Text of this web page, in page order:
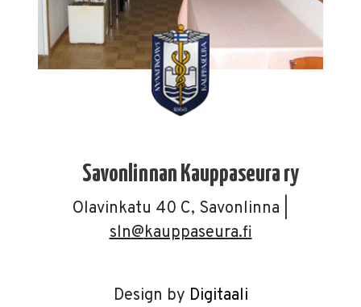
Savonlinnan Kauppaseura ry
Olavinkatu 40 C, Savonlinna |
sln
kauppaseura.fi
Design by Digitaali